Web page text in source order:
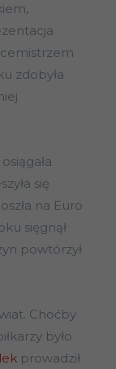
zdobyła
się
na Euro
sięgnął
powtórzył
Choćby
było
prowadził